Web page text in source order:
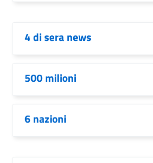
4 di sera news
500 milioni
6 nazioni